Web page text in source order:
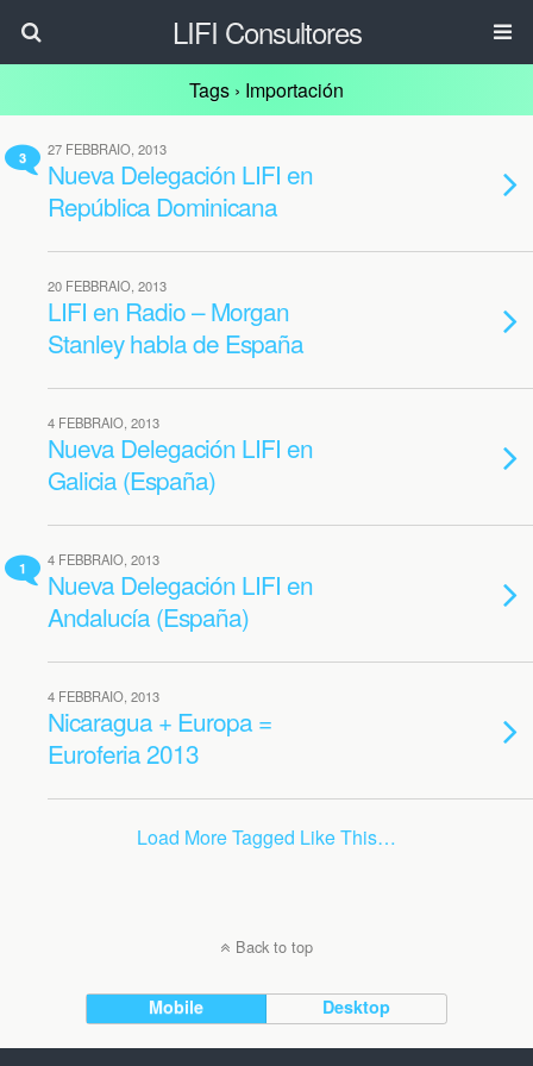
LIFI Consultores
Tags › Importación
3 27 FEBBRAIO, 2013
Nueva Delegación LIFI en
República Dominicana
20 FEBBRAIO, 2013
LIFI en Radio – Morgan
Stanley habla de España
4 FEBBRAIO, 2013
Nueva Delegación LIFI en
Galicia (España)
1 4 FEBBRAIO, 2013
Nueva Delegación LIFI en
Andalucía (España)
4 FEBBRAIO, 2013
Nicaragua + Europa =
Euroferia 2013
Load More Tagged Like This…
Back to top
Mobile Desktop